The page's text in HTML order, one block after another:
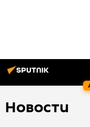
Новости